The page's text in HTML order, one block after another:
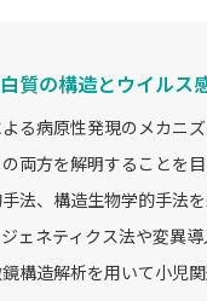
質の構造とウイルス
る病原性発現のメカニ
両方を解明することを
法、構造生物学的手法
ェネティクス法や変異
構造解析を用いて小児